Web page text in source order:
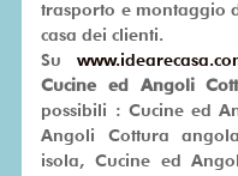
trasporto e montaggio
casa dei clienti.
Su
Cucine ed Angoli
possibili : Cucine ed
Angoli Cottura
isola, Cucine ed